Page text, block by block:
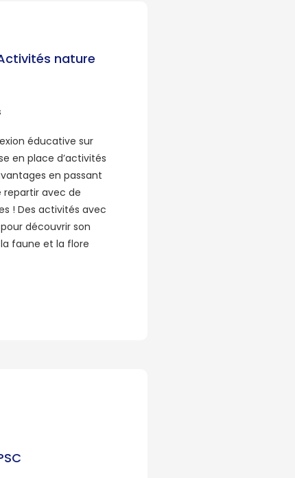
nature
éducative sur
en place d’activités
en passant
repartir avec de
! Des activités avec
découvrir son
faune et la flore